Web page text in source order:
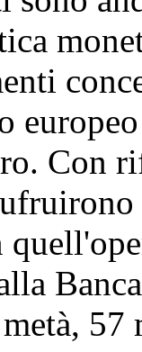
Con